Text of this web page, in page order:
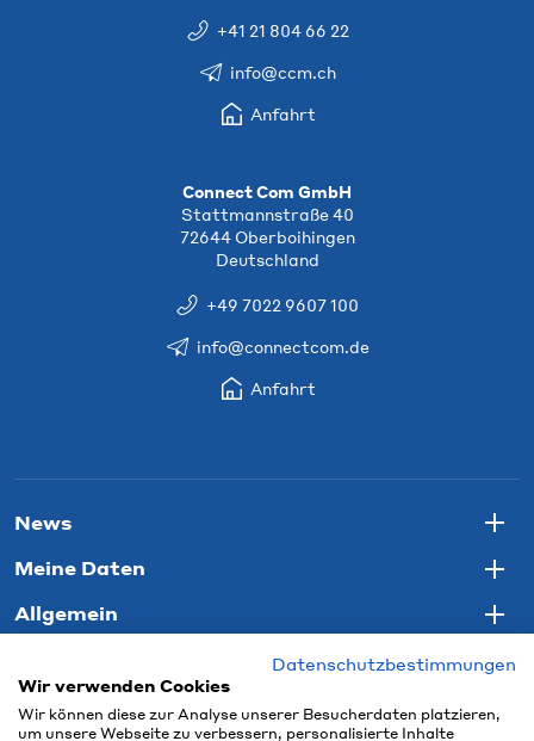
+41 21 804 66 22
info@ccm.ch
Anfahrt
Connect Com GmbH
Stattmannstraße 40
72644 Oberboihingen
Deutschland
+49 7022 9607 100
info@connectcom.de
Anfahrt
News
Meine Daten
Allgemein
Datenschutzbestimmungen
Wir verwenden Cookies
Wir können diese zur Analyse unserer Besucherdaten platzieren,
um unsere Webseite zu verbessern, personalisierte Inhalte